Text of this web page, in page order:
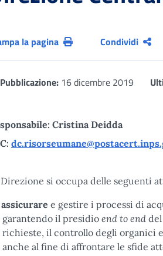
la pagina Condividi
Pubblicazione: 16 dicembre 2019
Cristina Deidda
si occupa delle seguenti
assicurare e gestire i processi di
garantendo il presidio end to end
richieste, il controllo degli organici
anche al fine di affrontare le sfide